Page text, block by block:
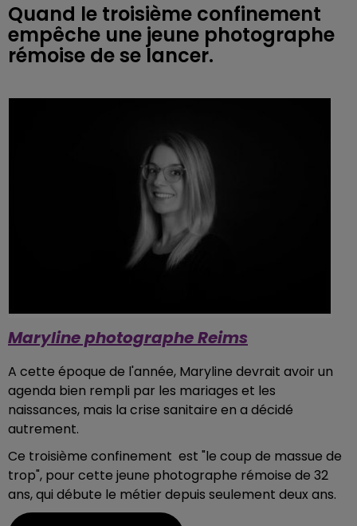
Quand le troisième confinement
empêche une jeune photographe
rémoise de se lancer.
Maryline photographe Reims
A cette époque de l'année, Maryline devrait avoir un
agenda bien rempli par les mariages et les
naissances, mais la crise sanitaire en a décidé
autrement.
Ce troisième confinement est "le coup de massue de
trop", pour cette jeune photographe rémoise de 32
ans, qui débute le métier depuis seulement deux ans.